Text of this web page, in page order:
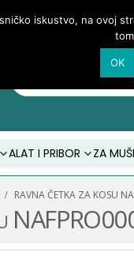
ALAT I PRIBOR ZA
RAVNA ČETKA ZA KOSU
iskustvo, na ovoj
OK